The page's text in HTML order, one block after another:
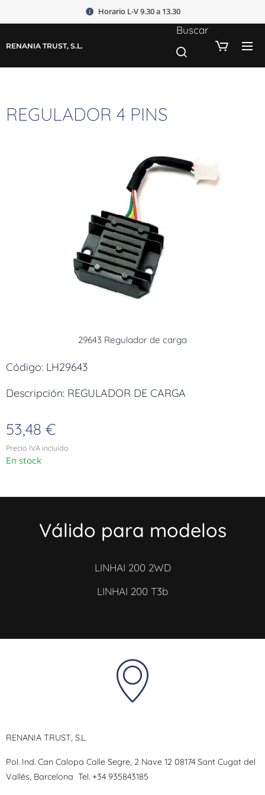
Horario L-V 9.30 a 13.30
RENANIA TRUST, S.L.
Buscar
REGULADOR 4 PINS
29643 Regulador de carga
Código: LH29643
Descripción: REGULADOR DE CARGA
53,48 €
Precio IVA incluido
En stock
Válido para modelos
LINHAI 200 2WD
LINHAI 200 T3b
RENANIA TRUST, S.L.
Pol. Ind. Can Calopa Calle Segre, 2 Nave 12 08174 Sant Cugat del
Vallés, Barcelona Tel. +34 935843185